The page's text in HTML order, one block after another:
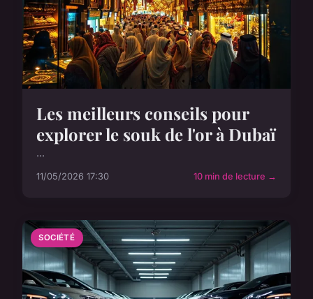
Les meilleurs conseils pour
explorer le souk de l'or à Dubaï
...
11/05/2026 17:30 10 min de lecture →
SOCIÉTÉ